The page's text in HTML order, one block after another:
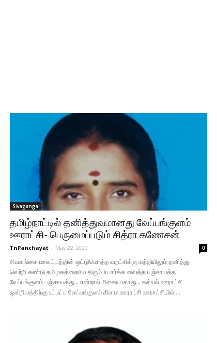
Sivaganga
தமிழ்நாட்டில் தனித்துவமானது வேப்பங்குளம்
ஊராட்சி- பெருமைப்படும் சித்ரா கணேசன்
TnPanchayat - May 22, 2020 0
சிவகங்கை மாவட்டத்தின் ஒட்டுமொத்த வறட்சிக்கு மத்தியிலும் தனித்து
வெற்றி கண்டு தமிழகத்தையே திரும்பி பார்க்க வைத்த பஞ்சாயத்த
வேப்பங்குளம் பஞ்சாயத்து... என்றால் மிகையாகாது... கல்லல் ஊராட்சி
ஒன்றியத்திற்கு உட்பட்ட வேப்பங்குளம் கிராம ஊராட்சி ஊராட்சியில்,...